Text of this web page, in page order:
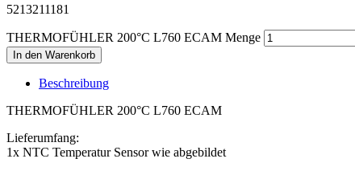
5213211181
THERMOFÜHLER 200°C L760 ECAM Menge
In den Warenkorb
Beschreibung
THERMOFÜHLER 200°C L760 ECAM
Lieferumfang:
1x NTC Temperatur Sensor wie abgebildet